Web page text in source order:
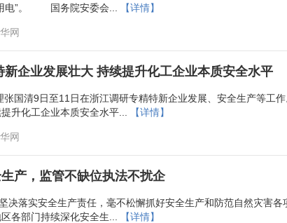
电”。 国务院安委会...
【详情】
网
企业发展壮大 持续提升化工企业本质安全水平
国清9日至11日在浙江调研专精特新企业发展、安全生产等工
升化工企业本质安全水平...
【详情】
网
产，监管不缺位执法不扰企
落实安全生产责任，毫不松懈抓好安全生产和防范自然灾
各部门持续深化安全生...
【详情】